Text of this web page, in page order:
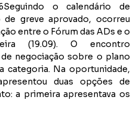
o calendário de
greve aprovado, ocorreu
entre o Fórum das ADs e o
(19.09). O encontro
negociação sobre o plano
categoria. Na oportunidade,
duas opções de
a primeira apresentava os